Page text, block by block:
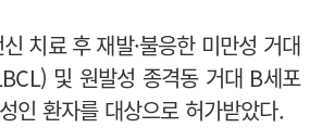
치료 후 재발·불응한 미만성 거대
및 원발성 종격동 거대 B세포
인 환자를 대상으로 허가받았다.